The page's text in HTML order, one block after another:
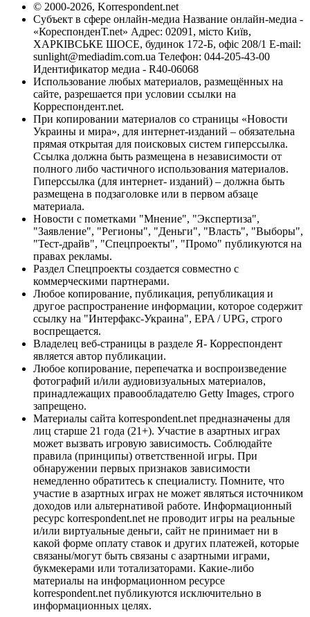
© 2000-2026, Korrespondent.net
Субъект в сфере онлайн-медиа Название онлайн-медиа -
«КореспонденТ.net» Адрес: 02091, місто Київ,
ХАРКІВСЬКЕ ШОСЕ, будинок 172-Б, офіс 208/1 E-mail:
sunlight@mediadim.com.ua Телефон: 044-205-43-00
Идентификатор медиа - R40-06068
Использование любых материалов, размещённых на
сайте, разрешается при условии ссылки на
Корреспондент.net.
При копировании материалов со страницы «Новости
Украины и мира», для интернет-изданий – обязательна
прямая открытая для поисковых систем гиперссылка.
Ссылка должна быть размещена в независимости от
полного либо частичного использования материалов.
Гиперссылка (для интернет- изданий) – должна быть
размещена в подзаголовке или в первом абзаце
материала.
Новости с пометками "Мнение", "Экспертиза",
"Заявление", "Регионы", "Деньги", "Власть", "Выборы",
"Тест-драйв", "Спецпроекты", "Промо" публикуются на
правах рекламы.
Раздел Спецпроекты создается совместно с
коммерческими партнерами.
Любое копирование, публикация, републикация и
другое распространение информации, которое содержит
ссылку на "Интерфакс-Украина", EPA / UPG, строго
воспрещается.
Владелец веб-страницы в разделе Я- Корреспондент
является автор публикации.
Любое копирование, перепечатка и воспроизведение
фотографий и/или аудиовизуальных материалов,
принадлежащих правообладателю Getty Images, строго
запрещено.
Материалы сайта korrespondent.net предназначены для
лиц старше 21 года (21+). Участие в азартных играх
может вызвать игровую зависимость. Соблюдайте
правила (принципы) ответственной игры. При
обнаружении первых признаков зависимости
немедленно обратитесь к специалисту. Помните, что
участие в азартных играх не может являться источником
доходов или альтернативой работе. Информационный
ресурс korrespondent.net не проводит игры на реальные
и/или виртуальные деньги, сайт не принимает ни в
какой форме оплату ставок и других платежей, которые
связаны/могут быть связаны с азартными играми,
букмекерами или тотализаторами. Какие-либо
материалы на информационном ресурсе
korrespondent.net публикуются исключительно в
информационных целях.